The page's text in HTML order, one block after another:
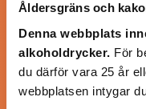
Åldersgräns och
Denna webbplats
alkoholdrycker. För
du därför vara 25 år
webbplatsen intygar
@koppargrytan